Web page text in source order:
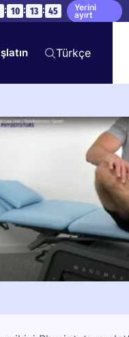
: 10 : 13 : 44 Yerini
ayırt
Türkçe